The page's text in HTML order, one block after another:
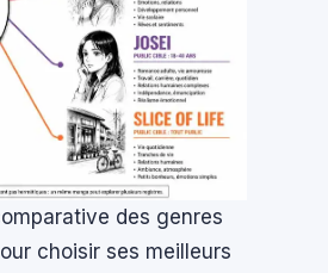
des genres
choisir ses meilleurs